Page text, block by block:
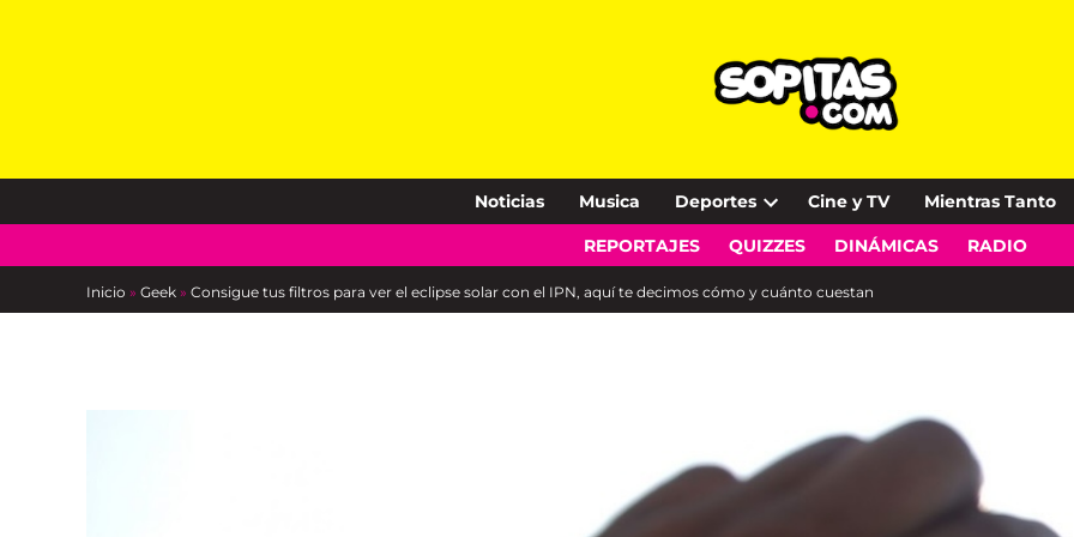
Noticias Musica Deportes
Open
dropdown
Cine y TV Mientras Tanto
REPORTAJES QUIZZES DINÁMICAS RADIO
Inicio » Geek » Consigue tus filtros para ver el eclipse solar con el IPN, aquí te decimos cómo y cuánto cuestan